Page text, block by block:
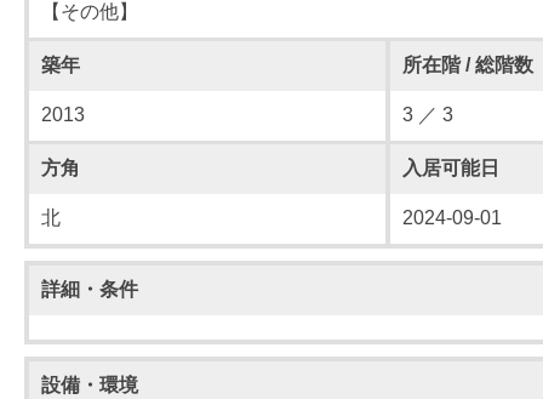
【その他】
築年 所在階 / 総階数
2013 3 ／ 3
方角 入居可能日
北 2024-09-01
詳細・条件
設備・環境